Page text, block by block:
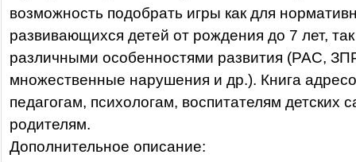
возможность подобрать игры как для
развивающихся детей от рождения до 7 лет,
различными особенностями развития (РАС,
множественные нарушения и др.). Книга
педагогам, психологам, воспитателям детских
родителям.
Дополнительное описание: